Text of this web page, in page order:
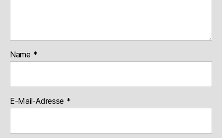
Name *
E-Mail-Adresse *